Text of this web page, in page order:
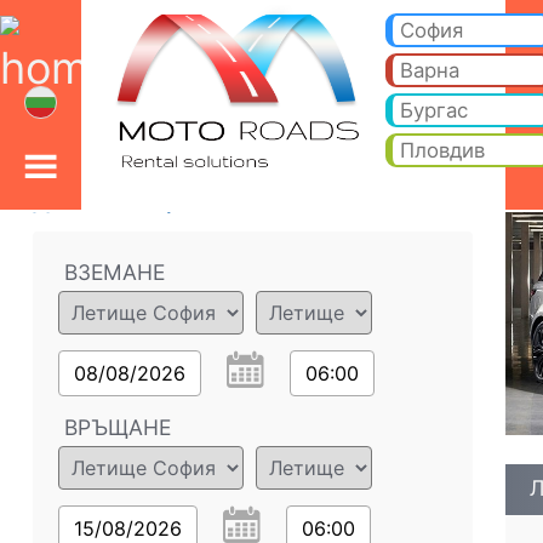
Ленд Ровър Рейндж
София
Варна
Бургас
Пловдив
ВЗЕМАНЕ
08/08/2026 06:00
ВРЪЩАНЕ
15/08/2026 06:00